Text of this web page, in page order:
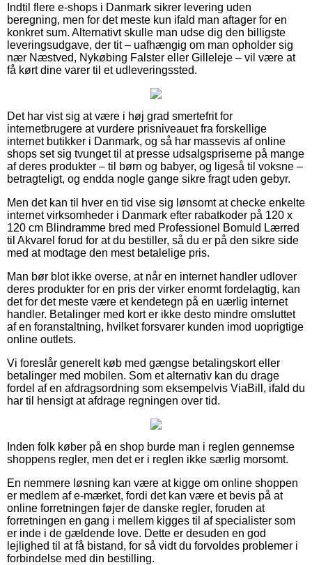
Indtil flere e-shops i Danmark sikrer levering uden
beregning, men for det meste kun ifald man aftager for en
konkret sum. Alternativt skulle man udse dig den billigste
leveringsudgave, der tit – uafhængig om man opholder sig
nær Næstved, Nykøbing Falster eller Gilleleje – vil være at
få kørt dine varer til et udleveringssted.
Det har vist sig at være i høj grad smertefrit for
internetbrugere at vurdere prisniveauet fra forskellige
internet butikker i Danmark, og så har massevis af online
shops set sig tvunget til at presse udsalgspriserne på mange
af deres produkter – til børn og babyer, og ligeså til voksne –
betragteligt, og endda nogle gange sikre fragt uden gebyr.
Men det kan til hver en tid vise sig lønsomt at checke enkelte
internet virksomheder i Danmark efter rabatkoder på 120 x
120 cm Blindramme bred med Professionel Bomuld Lærred
til Akvarel forud for at du bestiller, så du er på den sikre side
med at modtage den mest betalelige pris.
Man bør blot ikke overse, at når en internet handler udlover
deres produkter for en pris der virker enormt fordelagtig, kan
det for det meste være et kendetegn på en uærlig internet
handler. Betalinger med kort er ikke desto mindre omsluttet
af en foranstaltning, hvilket forsvarer kunden imod uoprigtige
online outlets.
Vi foreslår generelt køb med gængse betalingskort eller
betalinger med mobilen. Som et alternativ kan du drage
fordel af en afdragsordning som eksempelvis ViaBill, ifald du
har til hensigt at afdrage regningen over tid.
Inden folk køber på en shop burde man i reglen gennemse
shoppens regler, men det er i reglen ikke særlig morsomt.
En nemmere løsning kan være at kigge om online shoppen
er medlem af e-mærket, fordi det kan være et bevis på at
online forretningen føjer de danske regler, foruden at
forretningen en gang i mellem kigges til af specialister som
er inde i de gældende love. Dette er desuden en god
lejlighed til at få bistand, for så vidt du forvoldes problemer i
forbindelse med din bestilling.